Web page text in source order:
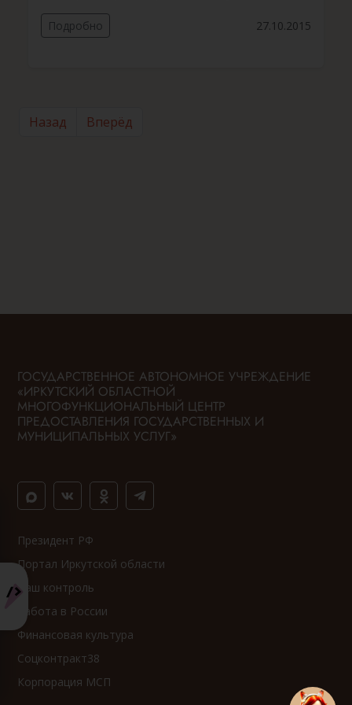
Подробно 27.10.2015
Назад Вперёд
ГОСУДАРСТВЕННОЕ АВТОНОМНОЕ УЧРЕЖДЕНИЕ
«ИРКУТСКИЙ ОБЛАСТНОЙ
МНОГОФУНКЦИОНАЛЬНЫЙ ЦЕНТР
ПРЕДОСТАВЛЕНИЯ ГОСУДАРСТВЕННЫХ И
МУНИЦИПАЛЬНЫХ УСЛУГ»
Президент РФ
Портал Иркутской области
Ваш контроль
Работа в России
Финансовая культура
Соцконтракт38
Корпорация МСП